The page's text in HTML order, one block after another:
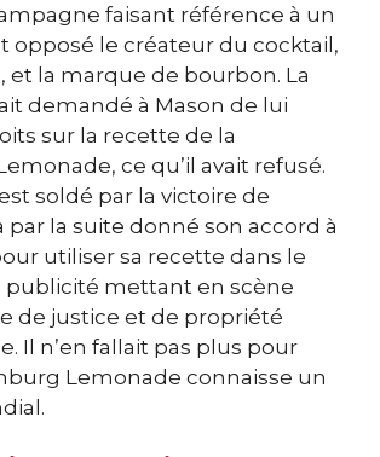
faisant référence à un
opposé le créateur du cocktail,
et la marque de bourbon. La
demandé à Mason de lui
sur la recette de la
ce qu’il avait refusé.
soldé par la victoire de
par la suite donné son accord à
utiliser sa recette dans le
publicité mettant en scène
de justice et de propriété
Il n’en fallait pas plus pour
Lemonade connaisse un